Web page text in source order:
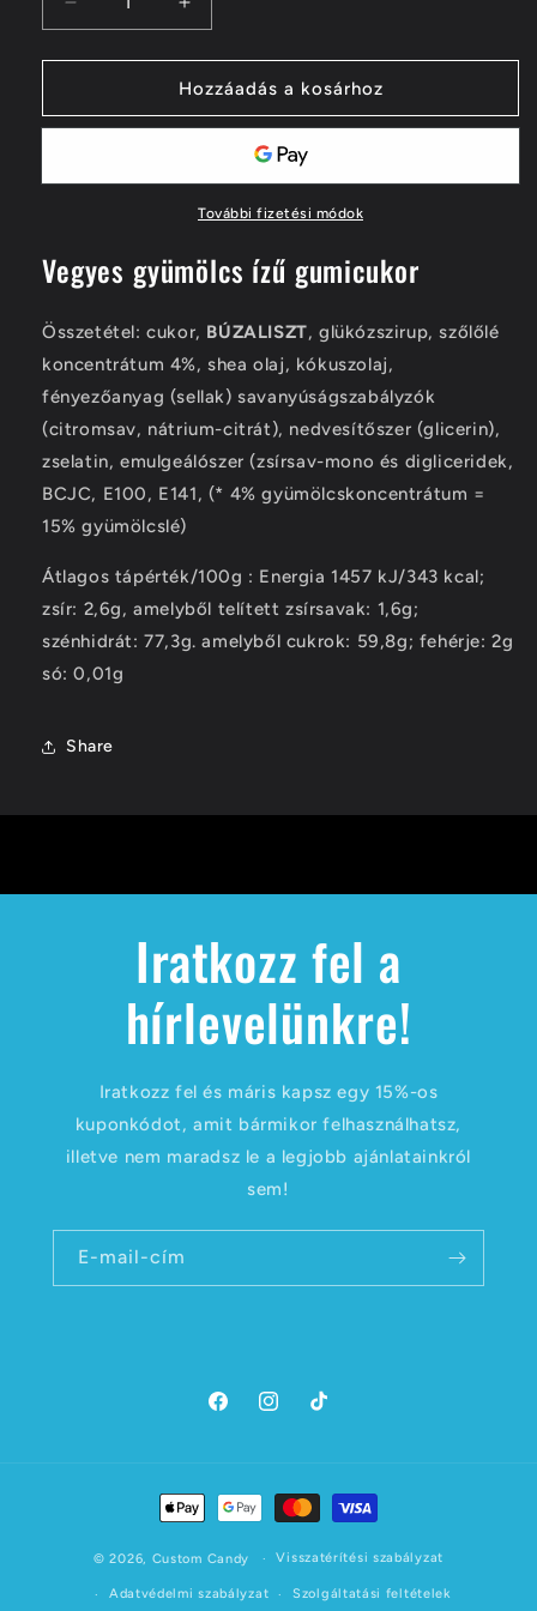
Szivárvány
minirúd
mennyiségének
csökkentése
Szivárvány
minirúd
mennyiségének
növelése
Hozzáadás a kosárhoz
További fizetési módok
Vegyes gyümölcs ízű gumicukor
Összetétel: cukor, BÚZALISZT, glükózszirup, szőlőlé
koncentrátum 4%, shea olaj, kókuszolaj,
fényezőanyag (sellak) savanyúságszabályzók
(citromsav, nátrium-citrát), nedvesítőszer (glicerin),
zselatin, emulgeálószer (zsírsav-mono és digliceridek,
BCJC, E100, E141, (* 4% gyümölcskoncentrátum =
15% gyümölcslé)
Átlagos tápérték/100g : Energia 1457 kJ/343 kcal;
zsír: 2,6g, amelyből telített zsírsavak: 1,6g;
szénhidrát: 77,3g. amelyből cukrok: 59,8g; fehérje: 2g
só: 0,01g
Share
Iratkozz fel a
hírlevelünkre!
Iratkozz fel és máris kapsz egy 15%-os
kuponkódot, amit bármikor felhasználhatsz,
illetve nem maradsz le a legjobb ajánlatainkról
sem!
E-mail-cím
FacebookInstagramTikTok
Fizetési
módok
© 2026, Custom Candy Visszatérítési szabályzat
Adatvédelmi szabályzat Szolgáltatási feltételek